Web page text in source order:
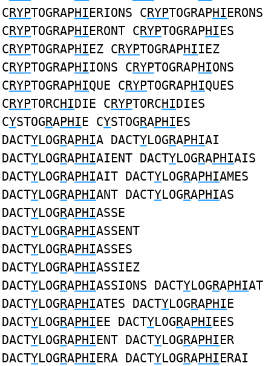
CRYPTOGRAPHIERIONS CRYPTOGRAPHIERONS
CRYPTOGRAPHIERONT CRYPTOGRAPHIES
CRYPTOGRAPHIEZ CRYPTOGRAPHIIEZ
CRYPTOGRAPHIIONS CRYPTOGRAPHIONS
CRYPTOGRAPHIQUE CRYPTOGRAPHIQUES
CRYPTORCHIDIE CRYPTORCHIDIES
CYSTOGRAPHIE CYSTOGRAPHIES
DACTYLOGRAPHIA DACTYLOGRAPHIAI
DACTYLOGRAPHIAIENT DACTYLOGRAPHIAIS
DACTYLOGRAPHIAIT DACTYLOGRAPHIAMES
DACTYLOGRAPHIANT DACTYLOGRAPHIAS
DACTYLOGRAPHIASSE
DACTYLOGRAPHIASSENT
DACTYLOGRAPHIASSES
DACTYLOGRAPHIASSIEZ
DACTYLOGRAPHIASSIONS DACTYLOGRAPHIAT
DACTYLOGRAPHIATES DACTYLOGRAPHIE
DACTYLOGRAPHIEE DACTYLOGRAPHIEES
DACTYLOGRAPHIENT DACTYLOGRAPHIER
DACTYLOGRAPHIERA DACTYLOGRAPHIERAI